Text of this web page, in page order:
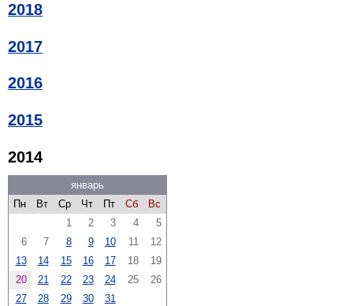
2018
2017
2016
2015
2014
январь
Пн
Вт Ср Чт Пт Сб
Вс
1
2 3 4
5
6
7 8 9 10 11
12
13
14 15 16 17 18
19
20
21 22 23 24 25
26
27
28 29 30 31